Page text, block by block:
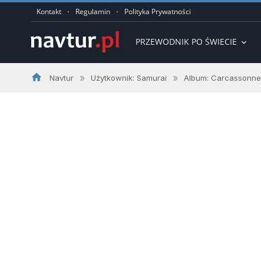
Kontakt · Regulamin · Polityka Prywatności
PRZEWODNIK PO ŚWIECIE expand_more
home Navtur » Użytkownik: Samurai » Album: Carcassonne